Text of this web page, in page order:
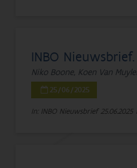
INBO
Niko Boone, Koen Van
25/06/2025
In: INBO Nieuwsbrief 25.06.2025